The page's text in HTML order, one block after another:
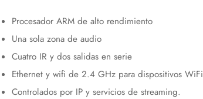
Procesador ARM de alto rendimiento
Una sola zona de audio
Cuatro IR y dos salidas en serie
Ethernet y wifi de 2.4 GHz para dispositivos WiFi
Controlados por IP y servicios de streaming.